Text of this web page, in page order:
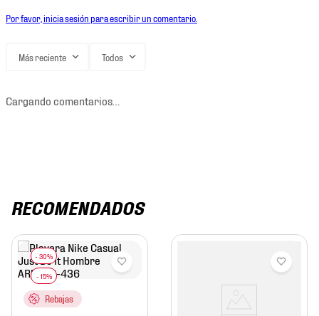
Por favor, inicia sesión para escribir un comentario.
Más reciente Todos
Cargando comentarios…
RECOMENDADOS
Rebajas